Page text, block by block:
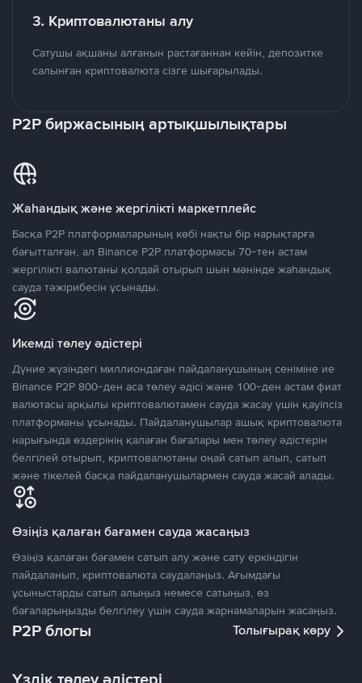
3. Криптовалютаны алу
Сатушы ақшаны алғанын растағаннан кейін, депозитке
салынған криптовалюта сізге шығарылады.
P2P биржасының артықшылықтары
Жаһандық және жергілікті маркетплейс
Басқа P2P платформаларының көбі нақты бір нарықтарға
бағытталған, ал Binance P2P платформасы 70-тен астам
жергілікті валютаны қолдай отырып шын мәнінде жаһандық
сауда тәжірибесін ұсынады.
Икемді төлеу әдістері
Дүние жүзіндегі миллиондаған пайдаланушының сеніміне ие
Binance P2P 800-ден аса төлеу әдісі және 100-ден астам фиат
валютасы арқылы криптовалютамен сауда жасау үшін қауіпсіз
платформаны ұсынады. Пайдаланушылар ашық криптовалюта
нарығында өздерінің қалаған бағалары мен төлеу әдістерін
белгілей отырып, криптовалютаны оңай сатып алып, сатып
және тікелей басқа пайдаланушылармен сауда жасай алады.
Өзіңіз қалаған бағамен сауда жасаңыз
Өзіңіз қалаған бағамен сатып алу және сату еркіндігін
пайдаланып, криптовалюта саудалаңыз. Ағымдағы
ұсыныстарды сатып алыңыз немесе сатыңыз, өз
бағаларыңызды белгілеу үшін сауда жарнамаларын жасаңыз.
P2P блогы Толығырақ көру